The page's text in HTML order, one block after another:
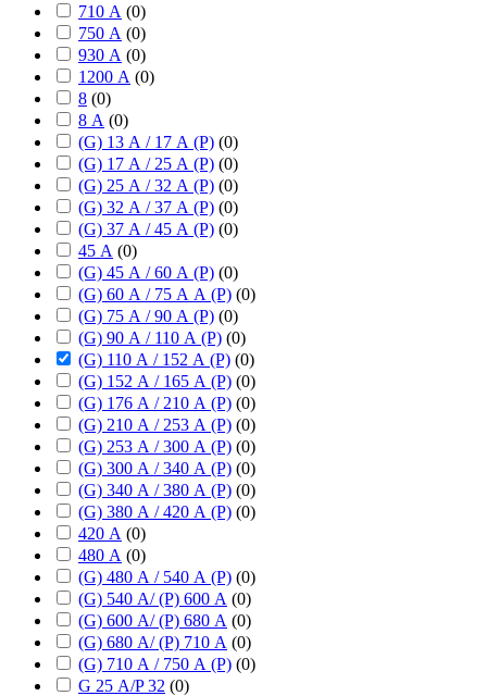
710 А (0)
750 А (0)
930 А (0)
1200 А (0)
8 (0)
8 А (0)
(G) 13 А / 17 А (P) (0)
(G) 17 А / 25 А (P) (0)
(G) 25 А / 32 А (P) (0)
(G) 32 А / 37 А (P) (0)
(G) 37 А / 45 А (P) (0)
45 А (0)
(G) 45 А / 60 А (P) (0)
(G) 60 А / 75 А А (P) (0)
(G) 75 А / 90 А (P) (0)
(G) 90 А / 110 А (P) (0)
(G) 110 А / 152 А (P) (0)
(G) 152 А / 165 А (P) (0)
(G) 176 А / 210 А (P) (0)
(G) 210 А / 253 А (P) (0)
(G) 253 А / 300 А (P) (0)
(G) 300 А / 340 А (P) (0)
(G) 340 А / 380 А (P) (0)
(G) 380 А / 420 А (P) (0)
420 А (0)
480 А (0)
(G) 480 А / 540 А (P) (0)
(G) 540 А/ (P) 600 А (0)
(G) 600 А/ (P) 680 А (0)
(G) 680 А/ (P) 710 А (0)
(G) 710 А / 750 А (P) (0)
G 25 А/P 32 (0)